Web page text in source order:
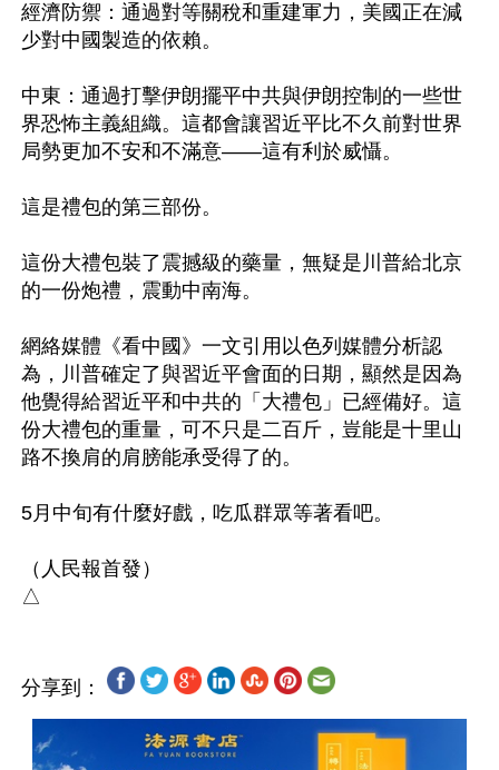
經濟防禦：通過對等關稅和重建軍力，美國正在減
少對中國製造的依賴。
中東：通過打擊伊朗擺平中共與伊朗控制的一些世
界恐怖主義組織。這都會讓習近平比不久前對世界
局勢更加不安和不滿意——這有利於威懾。
這是禮包的第三部份。
這份大禮包裝了震撼級的藥量，無疑是川普給北京
的一份炮禮，震動中南海。
網絡媒體《看中國》一文引用以色列媒體分析認
為，川普確定了與習近平會面的日期，顯然是因為
他覺得給習近平和中共的「大禮包」已經備好。這
份大禮包的重量，可不只是二百斤，豈能是十里山
路不換肩的肩膀能承受得了的。
5月中旬有什麼好戲，吃瓜群眾等著看吧。
（人民報首發）
分享到：